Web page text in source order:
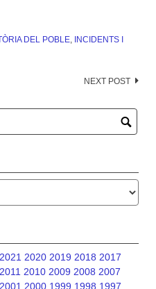
DEL POBLE, INCIDENTS I
NEXT POST
2021 2020 2019 2018 2017
2011 2010 2009 2008 2007
2001 2000 1999 1998 1997